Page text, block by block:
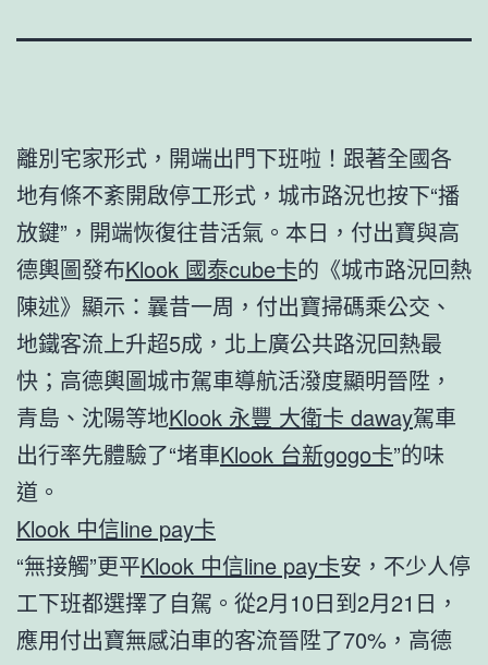
離別宅家形式，開端出門下班啦！跟著全國各
地有條不紊開啟停工形式，城市路況也按下“播
放鍵”，開端恢復往昔活氣。本日，付出寶與高
德輿圖發布Klook 國泰cube卡的《城市路況回熱
陳述》顯示：曩昔一周，付出寶掃碼乘公交、
地鐵客流上升超5成，北上廣公共路況回熱最
快；高德輿圖城市駕車導航活潑度顯明晉陞，
青島、沈陽等地Klook 永豐 大衛卡 daway駕車
出行率先體驗了“堵車Klook 台新gogo卡”的味
道。
Klook 中信line pay卡
“無接觸”更平Klook 中信line pay卡安，不少人停
工下班都選擇了自駕。從2月10日到2月21日，
應用付出寶無感泊車的客流晉陞了70%，高德